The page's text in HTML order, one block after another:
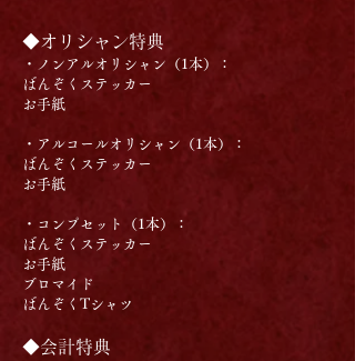
◆オリシャン特典
・ノンアルオリシャン（1本）：
ばんぞくステッカー
お手紙
・アルコールオリシャン（1本）：
ばんぞくステッカー
お手紙
・コンプセット（1本）：
ばんぞくステッカー
お手紙
ブロマイド
ばんぞくTシャツ
◆会計特典